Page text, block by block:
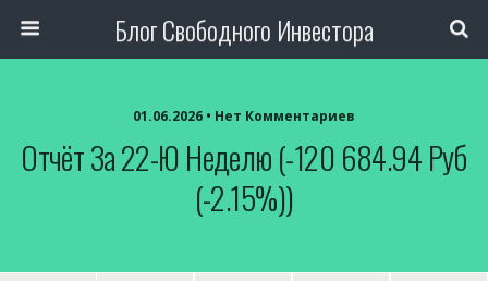
Блог Свободного Инвестора
01.06.2026 • Нет Комментариев
Отчёт За 22-Ю Неделю (-120 684.94 Руб
(-2.15%))